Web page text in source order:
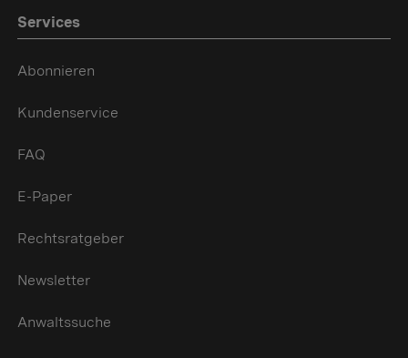
Services
Abonnieren
Kundenservice
FAQ
E-Paper
Rechtsratgeber
Newsletter
Anwaltssuche